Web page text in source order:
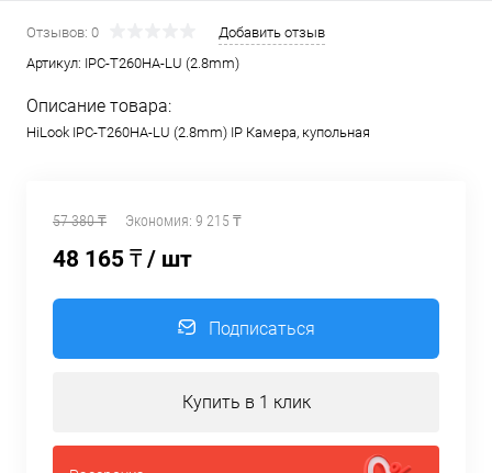
Отзывов: 0
Добавить отзыв
Артикул: IPC-T260HA-LU (2.8mm)
Описание товара:
HiLook IPC-T260HA-LU (2.8mm) IP Камера, купольная
57 380 ₸ Экономия: 9 215 ₸
48 165 ₸ / шт
Подписаться
Купить в 1 клик